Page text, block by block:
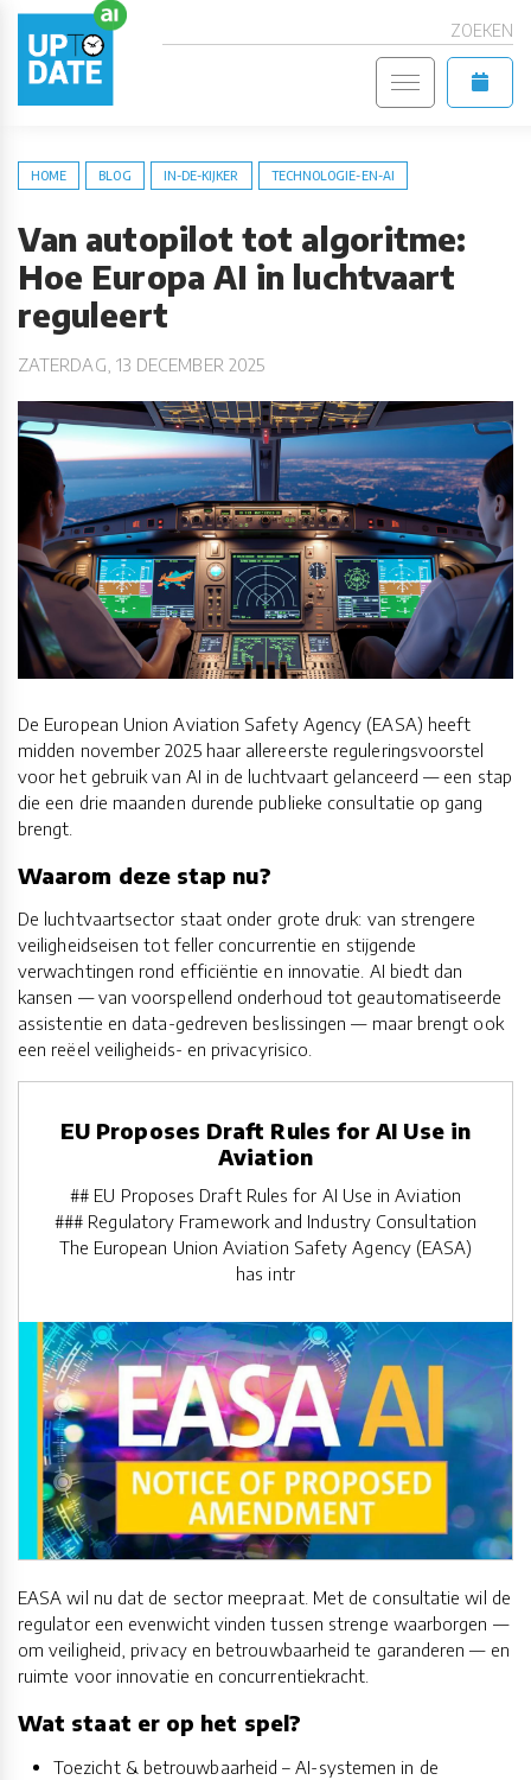
ZOEKEN
HOME BLOG IN-DE-KIJKER TECHNOLOGIE-EN-AI
Van autopilot tot algoritme:
Hoe Europa AI in luchtvaart
reguleert
ZATERDAG, 13 DECEMBER 2025
De European Union Aviation Safety Agency (EASA) heeft
midden november 2025 haar allereerste reguleringsvoorstel
voor het gebruik van AI in de luchtvaart gelanceerd — een stap
die een drie maanden durende publieke consultatie op gang
brengt.
Waarom deze stap nu?
De luchtvaartsector staat onder grote druk: van strengere
veiligheidseisen tot feller concurrentie en stijgende
verwachtingen rond efficiëntie en innovatie. AI biedt dan
kansen — van voorspellend onderhoud tot geautomatiseerde
assistentie en data-gedreven beslissingen — maar brengt ook
een reëel veiligheids- en privacyrisico.
EU Proposes Draft Rules for AI Use in
Aviation
## EU Proposes Draft Rules for AI Use in Aviation
### Regulatory Framework and Industry Consultation
The European Union Aviation Safety Agency (EASA)
has intr
EASA wil nu dat de sector meepraat. Met de consultatie wil de
regulator een evenwicht vinden tussen strenge waarborgen —
om veiligheid, privacy en betrouwbaarheid te garanderen — en
ruimte voor innovatie en concurrentiekracht.
Wat staat er op het spel?
Toezicht & betrouwbaarheid – AI-systemen in de